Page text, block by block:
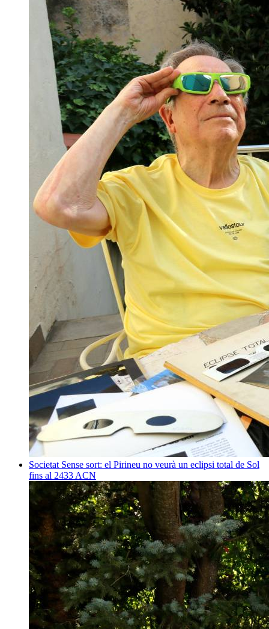
Societat Sense sort: el Pirineu no veurà un eclipsi total de Sol
fins al 2433 ACN